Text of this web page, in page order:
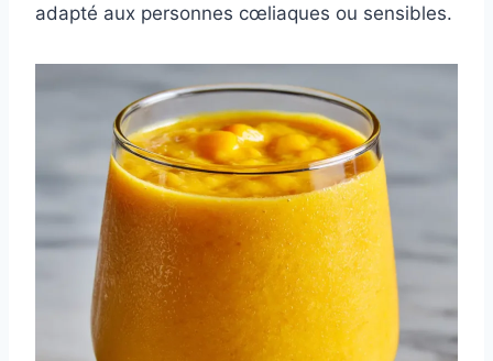
adapté aux personnes cœliaques ou sensibles.